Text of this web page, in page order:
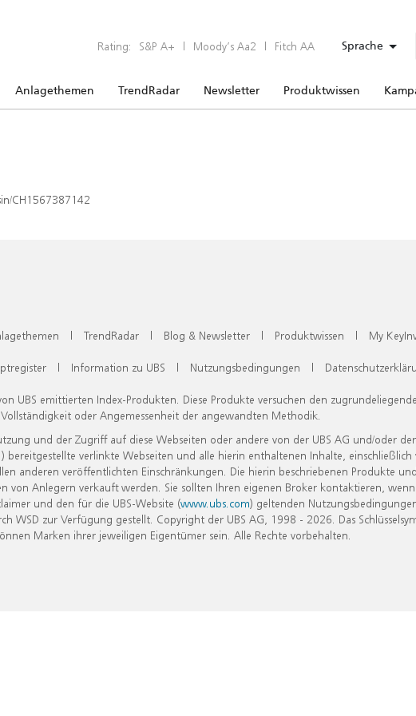
Rating: S&P A+ | Moody’s Aa2 | Fitch AA Sprache
Anlagethemen TrendRadar Newsletter Produktwissen
CH1567387142
| TrendRadar | Blog & Newsletter | Produktwissen | My
| Information zu UBS | Nutzungsbedingungen |
UBS emittierten Index-Produkten. Diese Produkte versuchen den
oder Angemessenheit der angewandten Methodik.
und der Zugriff auf diese Webseiten oder andere von der UBS AG und/oder
verlinkte Webseiten und alle hierin enthaltenen Inhalte,
anderen veröffentlichten Einschränkungen. Die hierin beschriebenen Produkte
Anlegern verkauft werden. Sie sollten Ihren eigenen Broker kontaktieren,
und den für die UBS-Website (www.ubs.com) geltenden
zur Verfügung gestellt. Copyright der UBS AG, 1998 - 2026. Das
Marken ihrer jeweiligen Eigentümer sein. Alle Rechte vorbehalten.